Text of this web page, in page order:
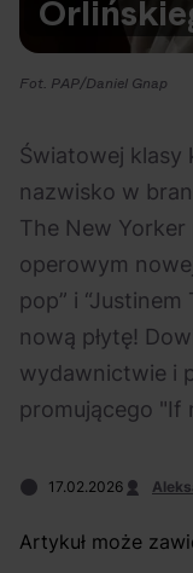
Na czasie
Polecane Scena Impostora
Kto jest
prawdziwym
Chivasa?
Szerzej! Skąd
Fot. PAP/Daniel Gnap
Światowej klasy
nazwisko w
The New Yorker
operowym
pop” i
nową płytę!
wydawnictwie i
promującego "If
17.02.2026
Artykuł może